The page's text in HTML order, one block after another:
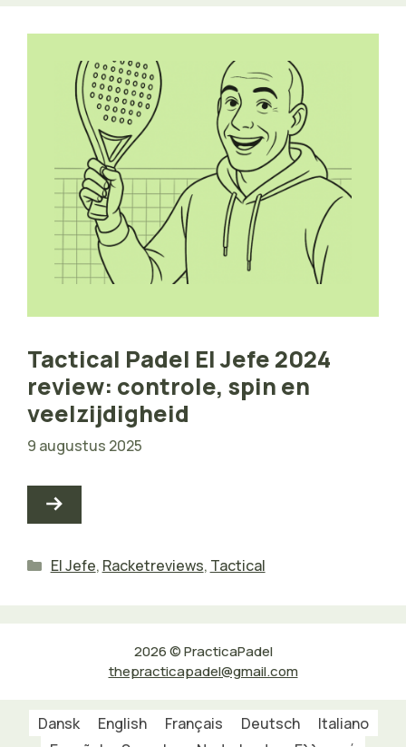
Tactical Padel El Jefe 2024
review: controle, spin en
veelzijdigheid
9 augustus 2025
Categorieën
El Jefe, Racketreviews, Tactical
2026 © PracticaPadel
thepracticapadel@gmail.com
Dansk English Français Deutsch
Italiano